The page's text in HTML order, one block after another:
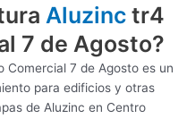
Aluzinc tr4
7 de Agosto?
Comercial 7 de Agosto es un
para edificios y otras
de Aluzinc en Centro